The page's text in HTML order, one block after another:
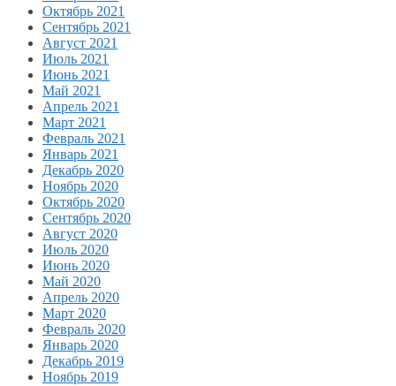
Октябрь 2021
Сентябрь 2021
Август 2021
Июль 2021
Июнь 2021
Май 2021
Апрель 2021
Март 2021
Февраль 2021
Январь 2021
Декабрь 2020
Ноябрь 2020
Октябрь 2020
Сентябрь 2020
Август 2020
Июль 2020
Июнь 2020
Май 2020
Апрель 2020
Март 2020
Февраль 2020
Январь 2020
Декабрь 2019
Ноябрь 2019